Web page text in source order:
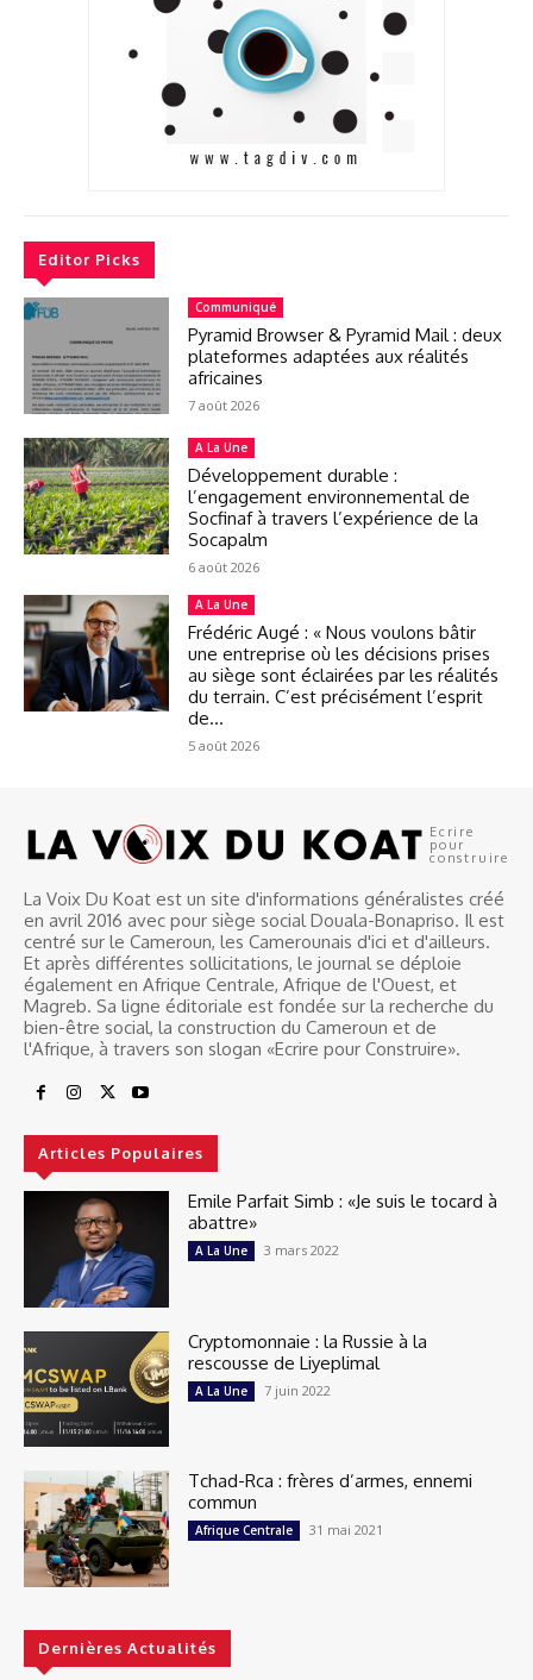
Editor Picks
Communiqué
Pyramid Browser & Pyramid Mail : deux
plateformes adaptées aux réalités
africaines
7 août 2026
A La Une
Développement durable :
l’engagement environnemental de
Socfinaf à travers l’expérience de la
Socapalm
6 août 2026
A La Une
Frédéric Augé : « Nous voulons bâtir
une entreprise où les décisions prises
au siège sont éclairées par les réalités
du terrain. C’est précisément l’esprit
de...
5 août 2026
Ecrire
pour
construire
La Voix Du Koat est un site d'informations généralistes créé
en avril 2016 avec pour siège social Douala-Bonapriso. Il est
centré sur le Cameroun, les Camerounais d'ici et d'ailleurs.
Et après différentes sollicitations, le journal se déploie
également en Afrique Centrale, Afrique de l'Ouest, et
Magreb. Sa ligne éditoriale est fondée sur la recherche du
bien-être social, la construction du Cameroun et de
l'Afrique, à travers son slogan «Ecrire pour Construire».
Articles Populaires
Emile Parfait Simb : «Je suis le tocard à
abattre»
A La Une 3 mars 2022
Cryptomonnaie : la Russie à la
rescousse de Liyeplimal
A La Une 7 juin 2022
Tchad-Rca : frères d’armes, ennemi
commun
Afrique Centrale 31 mai 2021
Dernières Actualités